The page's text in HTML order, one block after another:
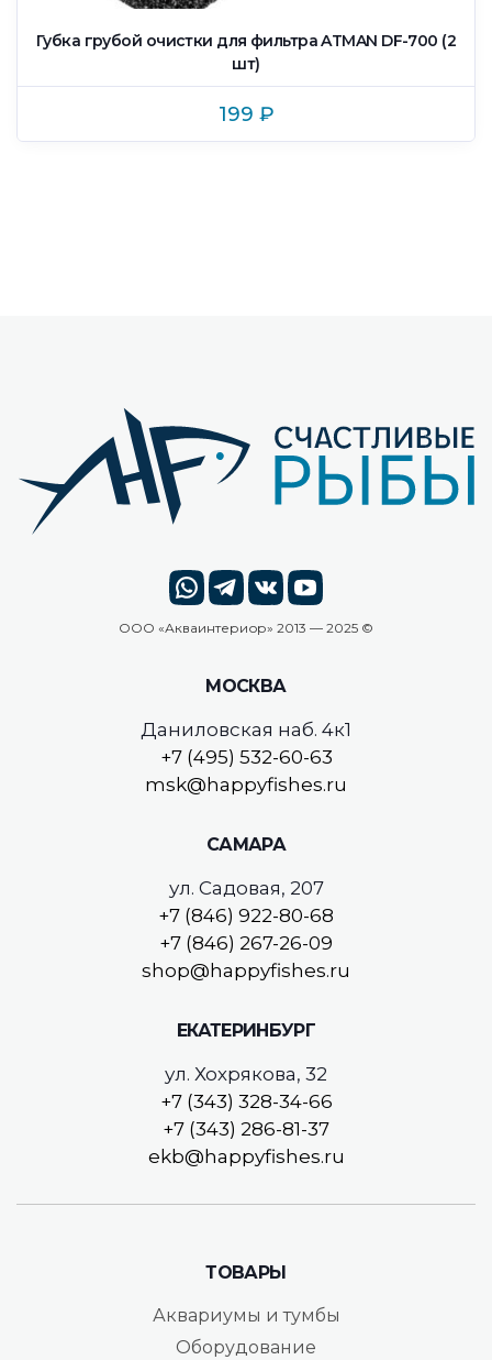
Губка грубой очистки для фильтра ATMAN DF-700 (2
шт)
199 ₽
ООО «Акваинтериор» 2013 — 2025 ©
МОСКВА
Даниловская наб. 4к1
+7 (495) 532-60-63
msk@happyfishes.ru
САМАРА
ул. Садовая, 207
+7 (846) 922-80-68
+7 (846) 267-26-09
shop@happyfishes.ru
ЕКАТЕРИНБУРГ
ул. Хохрякова, 32
+7 (343) 328-34-66
+7 (343) 286-81-37
ekb@happyfishes.ru
ТОВАРЫ
Аквариумы и тумбы
Оборудование